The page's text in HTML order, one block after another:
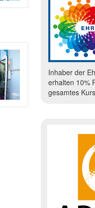
Inhaber der
erhalten 10%
gesamtes